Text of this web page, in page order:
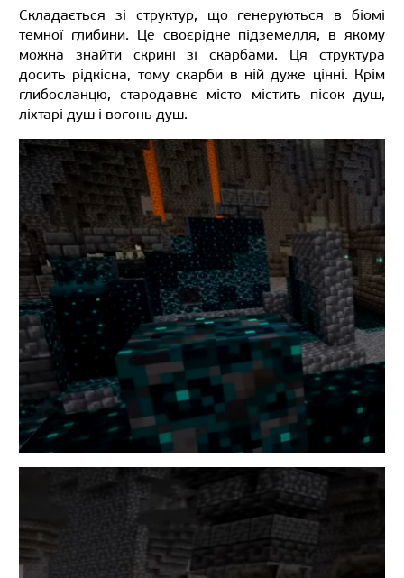
Складається зі структур, що генеруються в біомі
темної глибини. Це своєрідне підземелля, в якому
можна знайти скрині зі скарбами. Ця структура
досить рідкісна, тому скарби в ній дуже цінні. Крім
глибосланцю, стародавнє місто містить пісок душ,
ліхтарі душ і вогонь душ.